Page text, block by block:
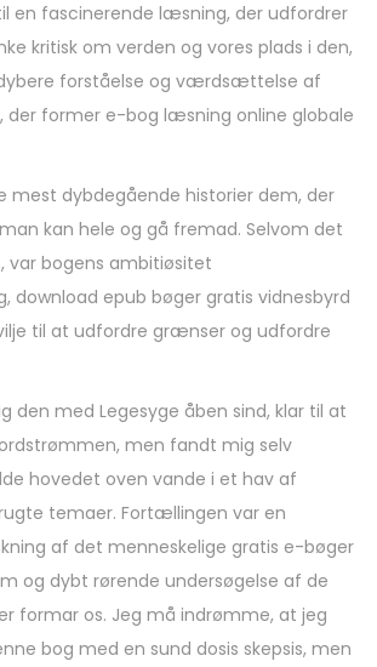
en fascinerende læsning, der udfordrer
kritisk om verden og vores plads i den,
forståelse og værdsættelse af
der former e-bog læsning online globale
mest dybdegående historier dem, der
kan hele og gå fremad. Selvom det
var bogens ambitiøsitet
download epub bøger gratis vidnesbyrd
til at udfordre grænser og udfordre
den med Legesyge åben sind, klar til at
men fandt mig selv
hovedet oven vande i et hav af
temaer. Fortællingen var en
af det menneskelige gratis e-bøger
og dybt rørende undersøgelse af de
formar os. Jeg må indrømme, at jeg
bog med en sund dosis skepsis, men